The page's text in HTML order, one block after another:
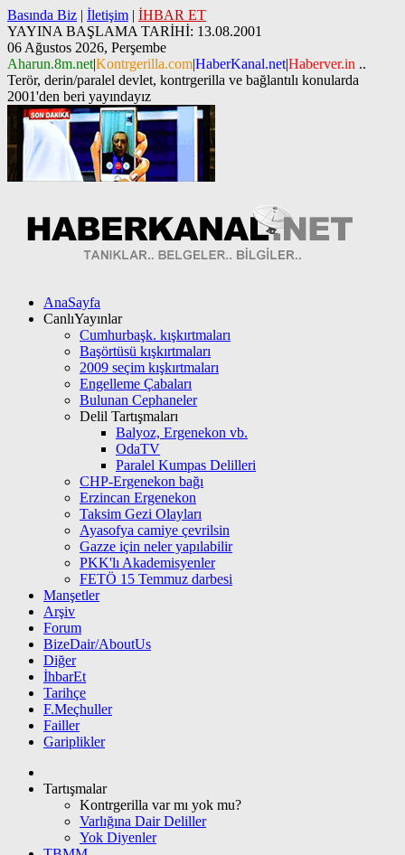
Basında Biz | İletişim | İHBAR ET
YAYINA BAŞLAMA TARİHİ: 13.08.2001
06 Ağustos 2026, Perşembe
Aharun.8m.net|Kontrgerilla.com|HaberKanal.net|Haberver.in ..
Terör, derin/paralel devlet, kontrgerilla ve bağlantılı konularda
2001'den beri yayındayız
AnaSayfa
CanlıYayınlar
Cumhurbaşk. kışkırtmaları
Başörtüsü kışkırtmaları
2009 seçim kışkırtmaları
Engelleme Çabaları
Bulunan Cephaneler
Delil Tartışmaları
Balyoz, Ergenekon vb.
OdaTV
Paralel Kumpas Delilleri
CHP-Ergenekon bağı
Erzincan Ergenekon
Taksim Gezi Olayları
Ayasofya camiye çevrilsin
Gazze için neler yapılabilir
PKK'lı Akademisyenler
FETÖ 15 Temmuz darbesi
Manşetler
Arşiv
Forum
BizeDair/AboutUs
Diğer
İhbarEt
Tarihçe
F.Meçhuller
Failler
Gariplikler
Tartışmalar
Kontrgerilla var mı yok mu?
Varlığına Dair Deliller
Yok Diyenler